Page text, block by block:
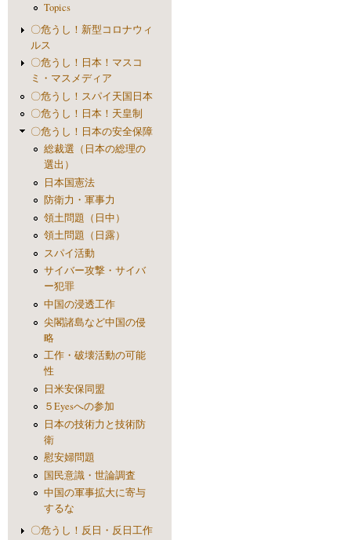
Topics
〇危うし！新型コロナウィ
ルス
〇危うし！日本！マスコ
ミ・マスメディア
〇危うし！スパイ天国日本
〇危うし！日本！天皇制
〇危うし！日本の安全保障
総裁選（日本の総理の
選出）
日本国憲法
防衛力・軍事力
領土問題（日中）
領土問題（日露）
スパイ活動
サイバー攻撃・サイバ
ー犯罪
中国の浸透工作
尖閣諸島など中国の侵
略
工作・破壊活動の可能
性
日米安保同盟
５Eyesへの参加
日本の技術力と技術防
衛
慰安婦問題
国民意識・世論調査
中国の軍事拡大に寄与
するな
〇危うし！反日・反日工作